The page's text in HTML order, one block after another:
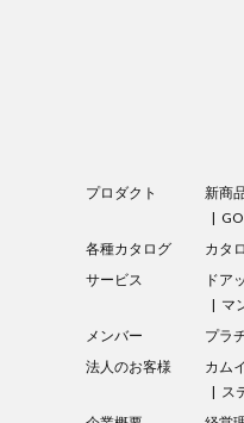
プロダクト 新商
各種カタログ
カタ
サービス
ドア
マ
メンバー
プラ
法人のお客様
カム
ス